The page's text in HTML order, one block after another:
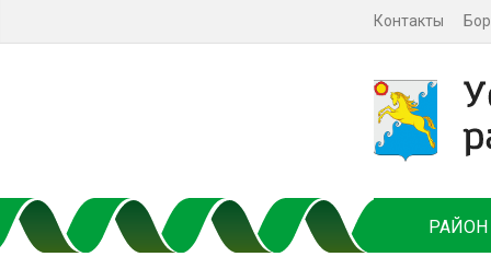
Контакты
РАЙОН